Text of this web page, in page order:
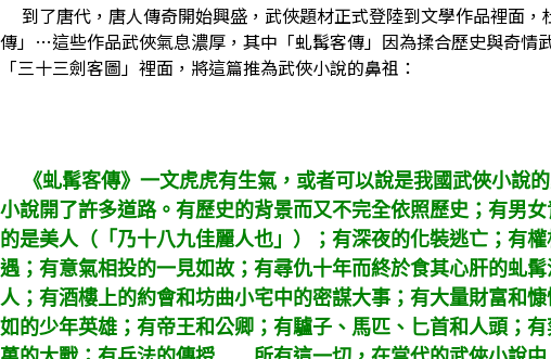
到了唐代，唐人傳奇開始興盛，武俠題材正式登陸到文學作品裡面，
傳」…這些作品武俠氣息濃厚，其中「虬髯客傳」 因為揉合歷史與奇情
「三十三劍客圖」裡面，將這篇推為武俠小說的鼻祖：
《虬髯客傳》一文虎虎有生氣，或者可以說是我國武俠小說
小說開了許多道路。有歷史的背景而又不完全依照歷史；有男
的是美人（「乃十八九佳麗人也」）；有深夜的化裝逃亡；有
遇；有意氣相投的一見如故；有尋仇十年而終於食其心肝的虬
人；有酒樓上的約會和坊曲小宅中的密謀大事；有大量財富和
如的少年英雄；有帝王和公卿；有驢子、馬匹、匕首和人頭；